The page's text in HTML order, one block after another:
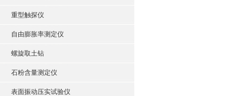
重型触探仪
自由膨胀率测定仪
螺旋取土钻
石粉含量测定仪
表面振动压实试验仪